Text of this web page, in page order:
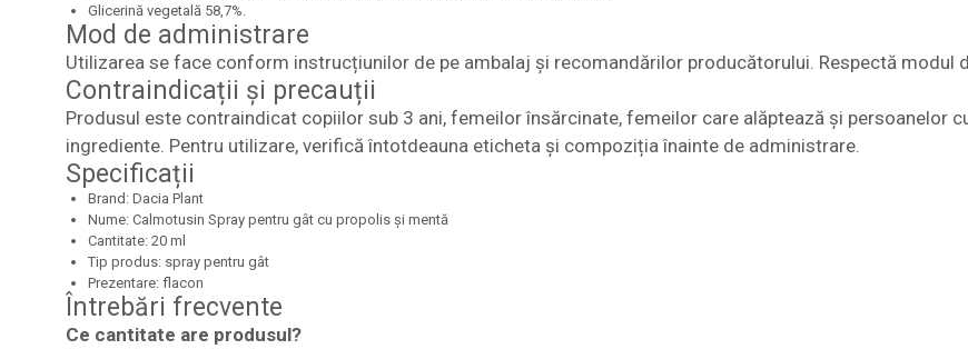
Glicerină vegetală 58,7%.
Mod de administrare
Utilizarea se face conform instrucțiunilor de pe ambalaj și recomandărilor producătorului. Respectă
Contraindicații și precauții
Produsul este contraindicat copiilor sub 3 ani, femeilor însărcinate, femeilor care alăptează și persoanelor
ingrediente. Pentru utilizare, verifică întotdeauna eticheta și compoziția înainte de administrare.
Specificații
Brand: Dacia Plant
Nume: Calmotusin Spray pentru gât cu propolis și mentă
Cantitate: 20 ml
Tip produs: spray pentru gât
Prezentare: flacon
Întrebări frecvente
Ce cantitate are produsul?